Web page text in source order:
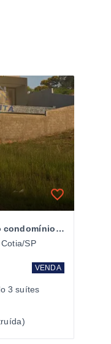
Casa NOVA à venda no condomínio Reserva Santa Paula /Cotia
SP
VENDA
3 suítes